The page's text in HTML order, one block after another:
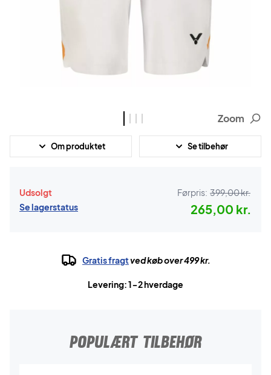
Zoom
Om produktet Se tilbehør
Udsolgt
Se lagerstatus
Førpris: 399,00 kr.
265,00 kr.
Gratis fragtved køb over 499 kr.
Levering: 1-2 hverdage
POPULÆRT TILBEHØR